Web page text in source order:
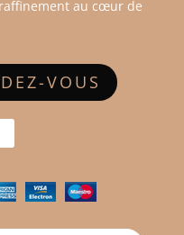
au cœur de
VOUS